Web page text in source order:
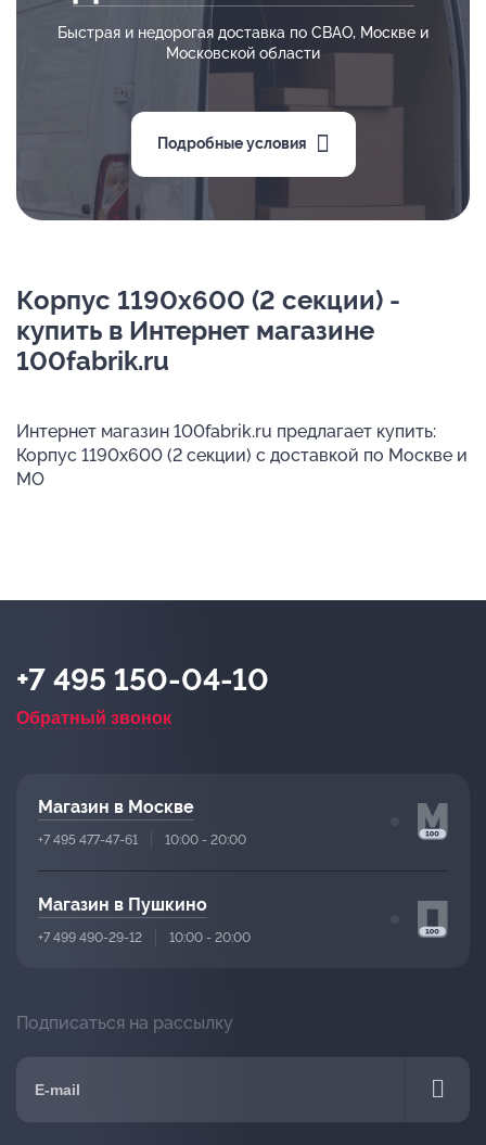
Быстрая и недорогая доставка по СВАО, Москве и
Московской области
Подробные условия
Корпус 1190х600 (2 секции) -
купить в Интернет магазине
100fabrik.ru
Интернет магазин 100fabrik.ru предлагает купить:
Корпус 1190х600 (2 секции) с доставкой по Москве и
МО
+7 495 150-04-10
Обратный звонок
Магазин в Москве
+7 495 477-47-61 10:00 - 20:00
Магазин в Пушкино
+7 499 490-29-12 10:00 - 20:00
Подписаться на рассылку